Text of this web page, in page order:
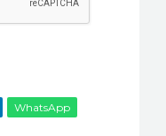
WhatsApp